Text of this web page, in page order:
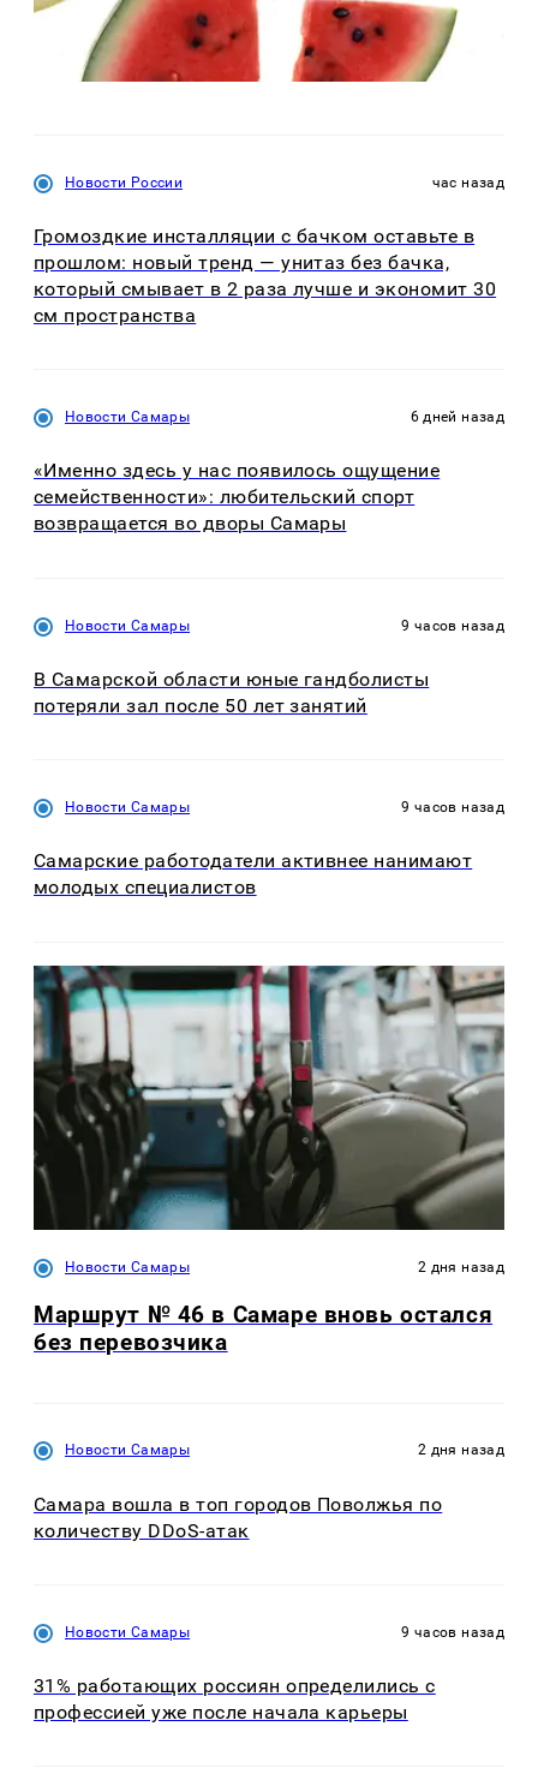
Новости России час назад
Громоздкие инсталляции с бачком оставьте в
прошлом: новый тренд — унитаз без бачка,
который смывает в 2 раза лучше и экономит 30
см пространства
Новости Самары 6 дней назад
«Именно здесь у нас появилось ощущение
семейственности»: любительский спорт
возвращается во дворы Самары
Новости Самары 9 часов назад
В Самарской области юные гандболисты
потеряли зал после 50 лет занятий
Новости Самары 9 часов назад
Самарские работодатели активнее нанимают
молодых специалистов
Новости Самары 2 дня назад
Маршрут № 46 в Самаре вновь остался
без перевозчика
Новости Самары 2 дня назад
Самара вошла в топ городов Поволжья по
количеству DDoS-атак
Новости Самары 9 часов назад
31% работающих россиян определились с
профессией уже после начала карьеры